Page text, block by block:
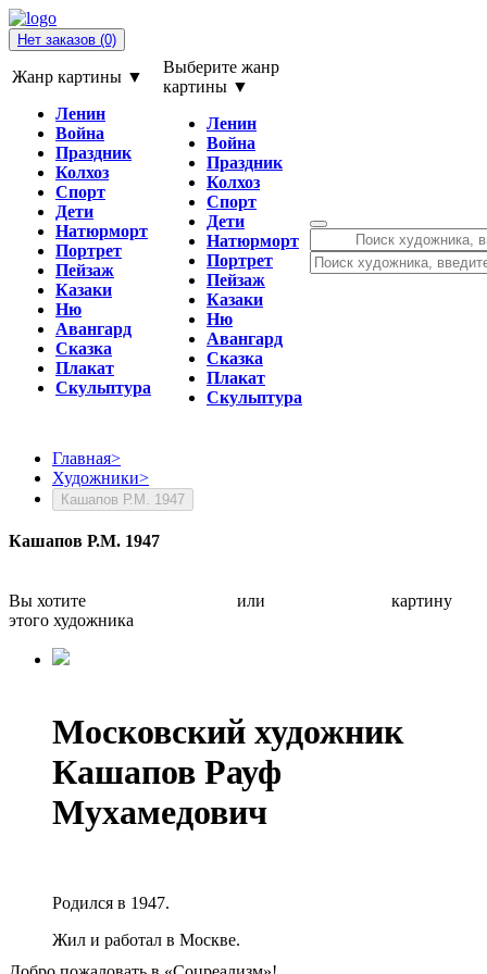
Нет заказов (0)
Жанр картины ▼
Ленин
Война
Праздник
Колхоз
Спорт
Дети
Натюрморт
Портрет
Пейзаж
Казаки
Ню
Авангард
Сказка
Плакат
Скульптура
Выберите жанр
картины ▼
Ленин
Война
Праздник
Колхоз
Спорт
Дети
Натюрморт
Портрет
Пейзаж
Казаки
Ню
Авангард
Сказка
Плакат
Скульптура
Главная>
Художники>
Кашапов Р.М. 1947
Кашапов Р.М. 1947
Вы хотите или
картину
этого художника
Московский художник
Кашапов Рауф
Мухамедович
Родился в 1947.
Жил и работал в Москве.